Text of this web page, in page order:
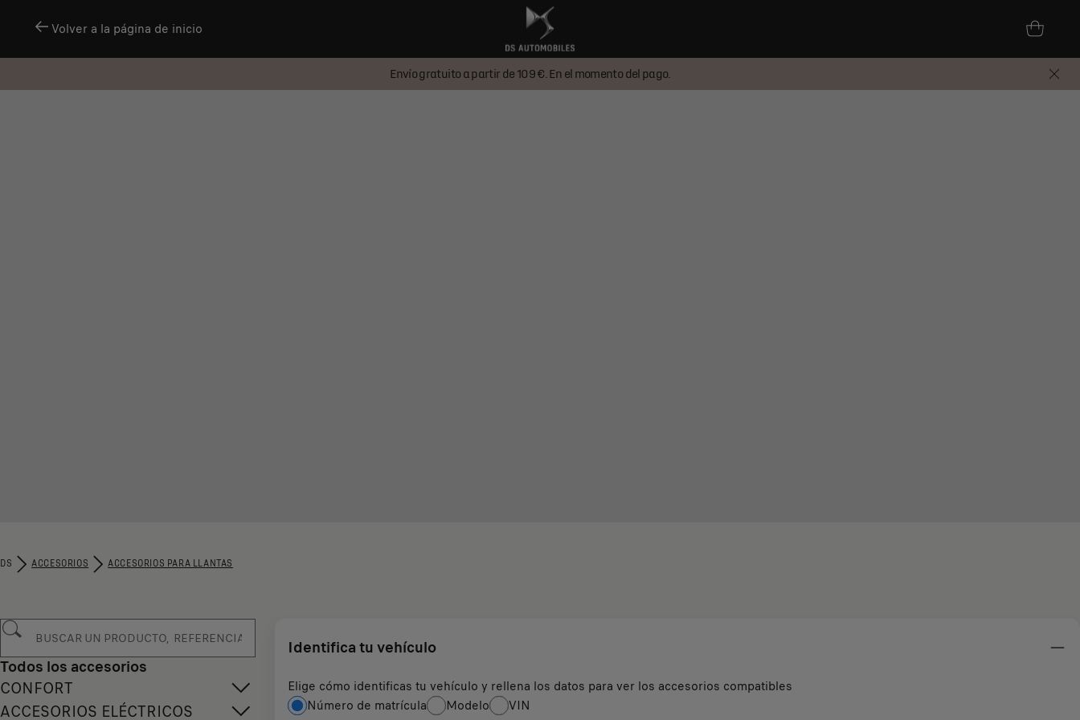
Volver a la página de inicio
Envío gratuito a partir de 109 €. En el momento del pago.
DS ACCESORIOS ACCESORIOS PARA LLANTAS
Todos los accesorios
CONFORT
ACCESORIOS ELÉCTRICOS
Identifica tu vehículo
Elige cómo identificas tu vehículo y rellena los datos para ver los accesorios compatibles
Número de matrícula
Modelo
VIN